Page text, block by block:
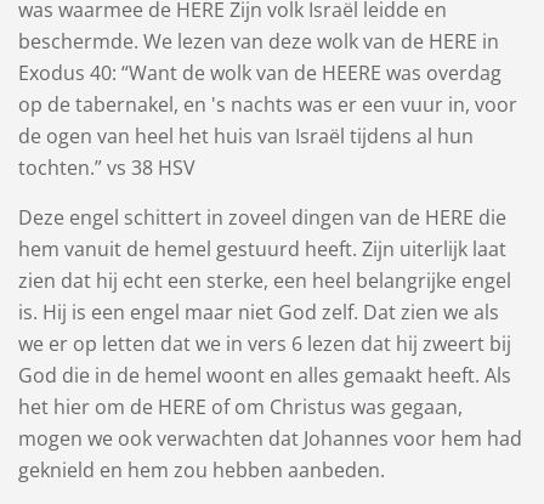
was waarmee de HERE Zijn volk Israël leidde en
beschermde. We lezen van deze wolk van de HERE in
Exodus 40: “Want de wolk van de HEERE was overdag
op de ​tabernakel, en 's nachts was er een vuur in, voor
de ogen van heel het ​huis​ van Israël tijdens al hun
tochten.” vs 38 HSV
Deze engel schittert in zoveel dingen van de HERE die
hem vanuit de hemel gestuurd heeft. Zijn uiterlijk laat
zien dat hij echt een sterke, een heel belangrijke engel
is. Hij is een engel maar niet God zelf. Dat zien we als
we er op letten dat we in vers 6 lezen dat hij zweert bij
God die in de hemel woont en alles gemaakt heeft. Als
het hier om de HERE of om Christus was gegaan,
mogen we ook verwachten dat Johannes voor hem had
geknield en hem zou hebben aanbeden.